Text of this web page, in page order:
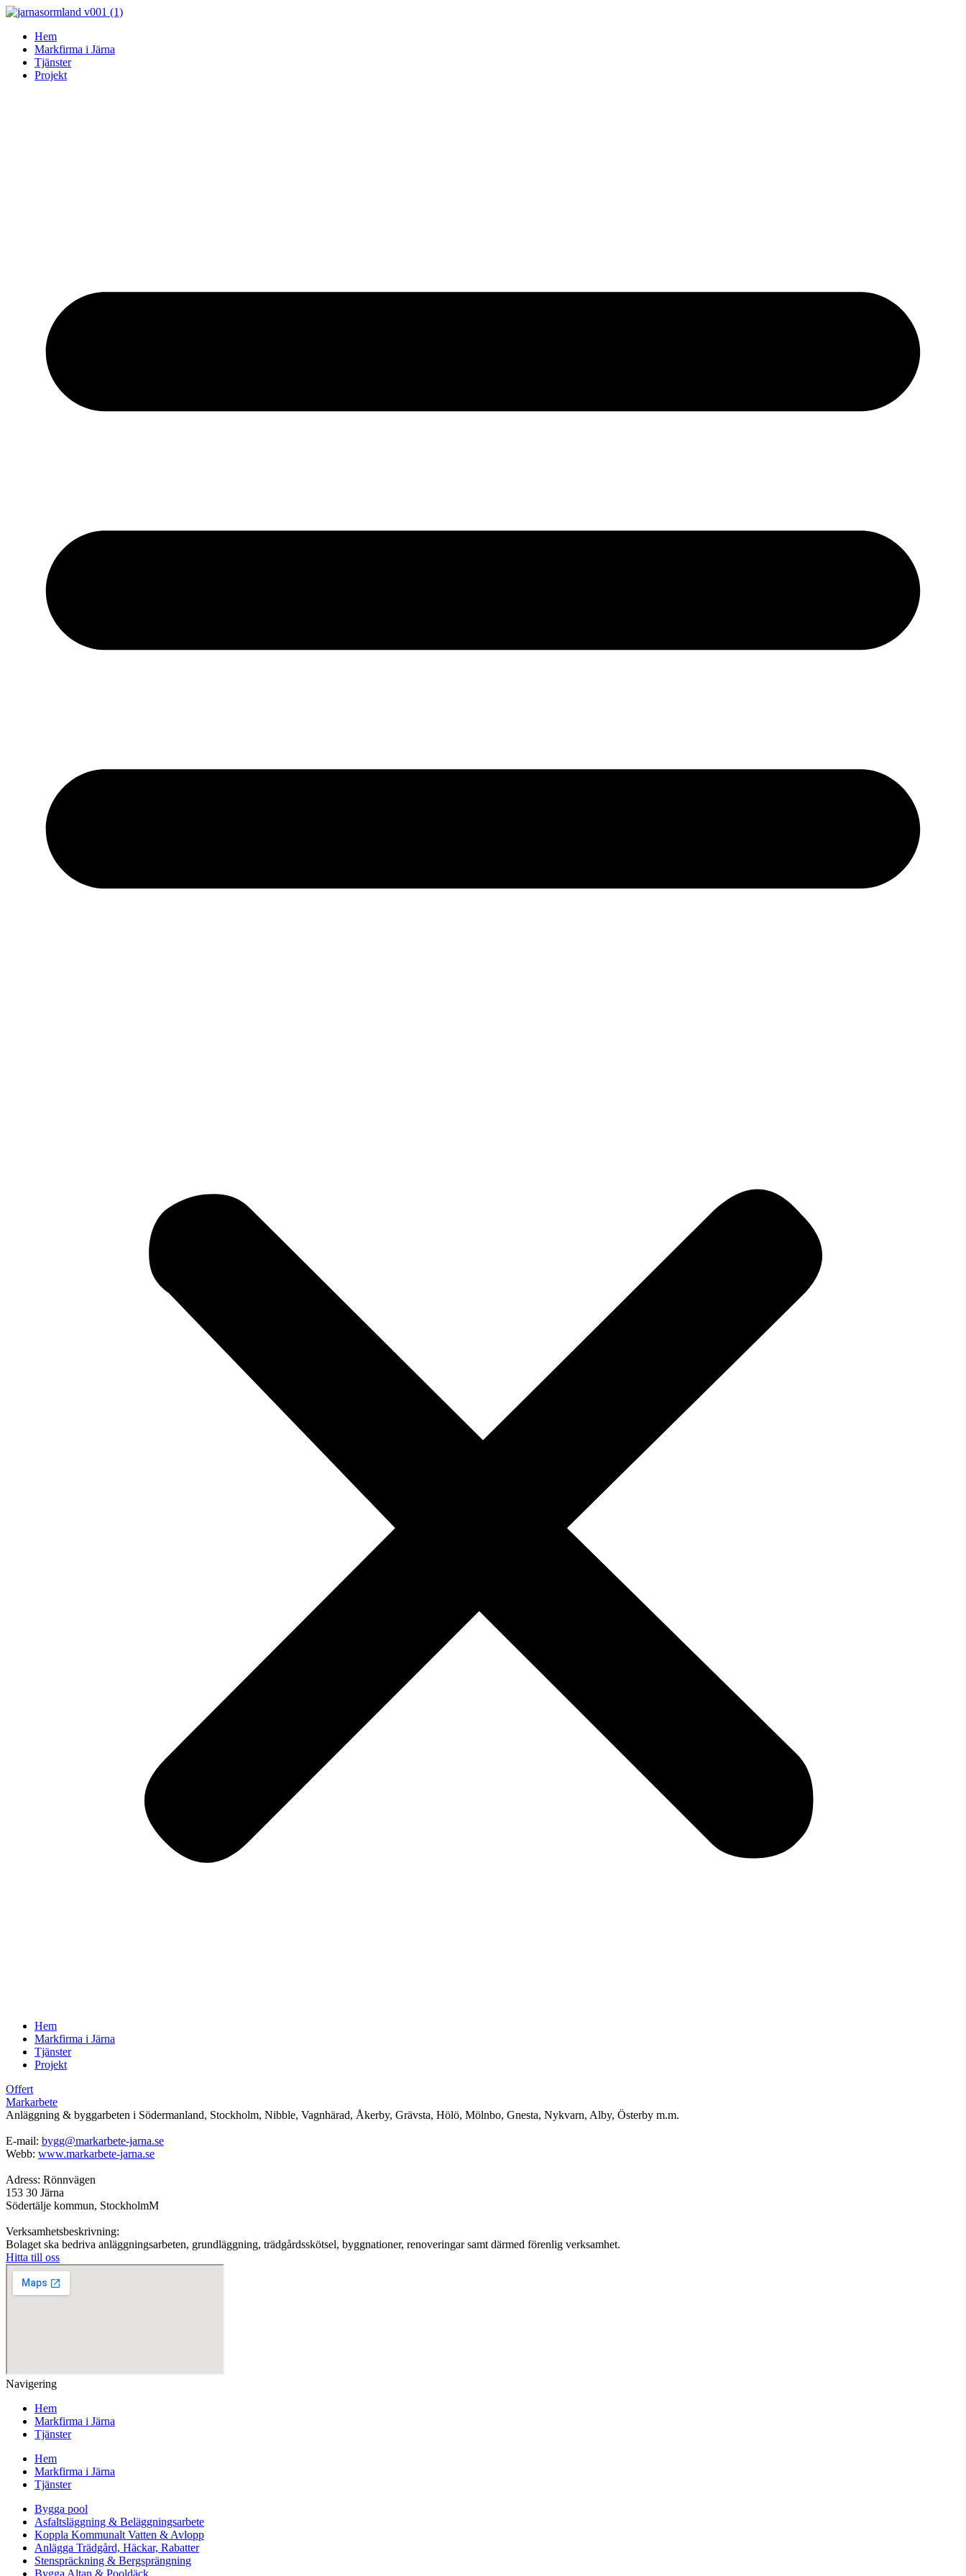
Skip
contentHem
Markfirma i Järna
Tjänster
Projekt
Hem
Markfirma i Järna
Tjänster
Projekt
Offert
Markarbete
Anläggning & byggarbeten i Södermanland, Stockholm, Nibble, Vagnhärad, Åkerby, Grävsta, Hölö, Mölnbo, Gnesta, Nykvarn, Alby, Österby m.m.
E-mail: bygg@markarbete-jarna.se
Webb: www.markarbete-jarna.se
Adress: Rönnvägen
153 30 Järna
Södertälje kommun, StockholmM
Verksamhetsbeskrivning:
Bolaget ska bedriva anläggningsarbeten, grundläggning, trädgårdsskötsel, byggnationer, renoveringar samt därmed förenlig verksamhet.
Hitta till oss
Navigering
Hem
Markfirma i Järna
Tjänster
Hem
Markfirma i Järna
Tjänster
Bygga pool
Asfaltsläggning & Beläggningsarbete
Koppla Kommunalt Vatten & Avlopp
Anlägga Trädgård, Häckar, Rabatter
Stenspräckning & Bergsprängning
Bygga Altan & Pooldäck